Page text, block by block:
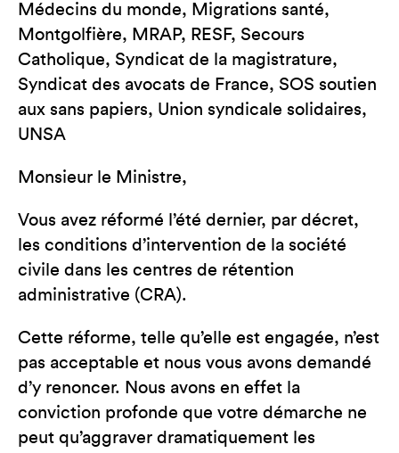
Médecins du monde, Migrations santé,
Montgolfière, MRAP, RESF, Secours
Catholique, Syndicat de la magistrature,
Syndicat des avocats de France, SOS soutien
aux sans papiers, Union syndicale solidaires,
UNSA
Monsieur le Ministre,
Vous avez réformé l’été dernier, par décret,
les conditions d’intervention de la société
civile dans les centres de rétention
administrative (CRA).
Cette réforme, telle qu’elle est engagée, n’est
pas acceptable et nous vous avons demandé
d’y renoncer. Nous avons en effet la
conviction profonde que votre démarche ne
peut qu’aggraver dramatiquement les